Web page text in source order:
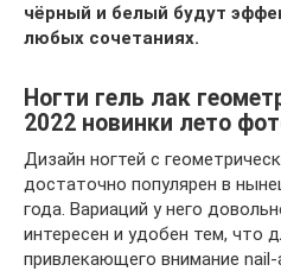
чёрный и белый будут
любых сочетаниях.
Ногти гель лак
2022 новинки лето
Дизайн ногтей с
достаточно популярен в
года. Вариаций у него
интересен и удобен тем, что
привлекающего внимание